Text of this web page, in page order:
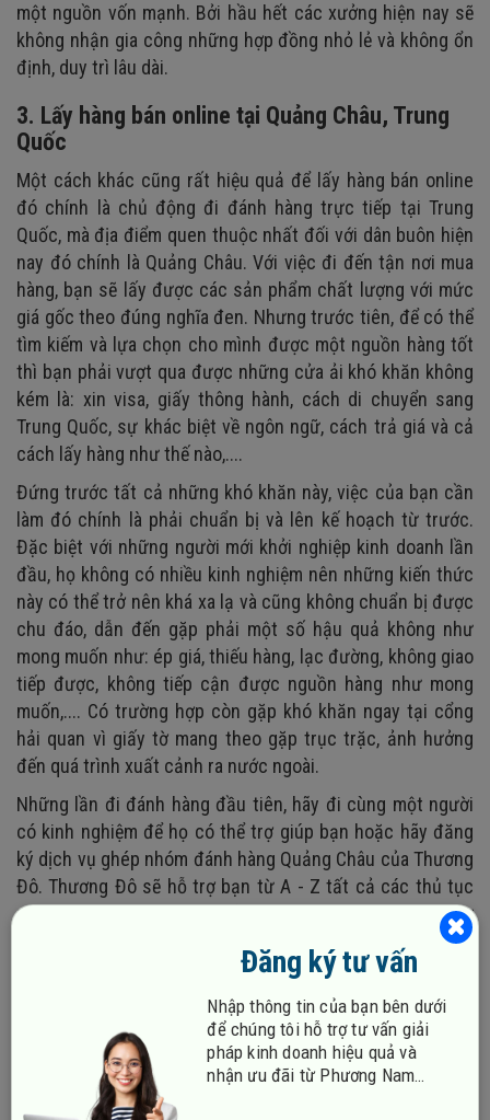
một nguồn vốn mạnh. Bởi hầu hết các xưởng hiện nay sẽ
không nhận gia công những hợp đồng nhỏ lẻ và không ổn
định, duy trì lâu dài.
3. Lấy hàng bán online tại Quảng Châu, Trung
Quốc
Một cách khác cũng rất hiệu quả để lấy hàng bán online
đó chính là chủ động đi đánh hàng trực tiếp tại Trung
Quốc, mà địa điểm quen thuộc nhất đối với dân buôn hiện
nay đó chính là Quảng Châu. Với việc đi đến tận nơi mua
hàng, bạn sẽ lấy được các sản phẩm chất lượng với mức
giá gốc theo đúng nghĩa đen. Nhưng trước tiên, để có thể
tìm kiếm và lựa chọn cho mình được một nguồn hàng tốt
thì bạn phải vượt qua được những cửa ải khó khăn không
kém là: xin visa, giấy thông hành, cách di chuyển sang
Trung Quốc, sự khác biệt về ngôn ngữ, cách trả giá và cả
cách lấy hàng như thế nào,....
Đứng trước tất cả những khó khăn này, việc của bạn cần
làm đó chính là phải chuẩn bị và lên kế hoạch từ trước.
Đặc biệt với những người mới khởi nghiệp kinh doanh lần
đầu, họ không có nhiều kinh nghiệm nên những kiến thức
này có thể trở nên khá xa lạ và cũng không chuẩn bị được
chu đáo, dẫn đến gặp phải một số hậu quả không như
mong muốn như: ép giá, thiếu hàng, lạc đường, không giao
tiếp được, không tiếp cận được nguồn hàng như mong
muốn,.... Có trường hợp còn gặp khó khăn ngay tại cổng
hải quan vì giấy tờ mang theo gặp trục trặc, ảnh hưởng
đến quá trình xuất cảnh ra nước ngoài.
Những lần đi đánh hàng đầu tiên, hãy đi cùng một người
có kinh nghiệm để họ có thể trợ giúp bạn hoặc hãy đăng
ký dịch vụ ghép nhóm đánh hàng Quảng Châu của Thương
Đô. Thương Đô sẽ hỗ trợ bạn từ A - Z tất cả các thủ tục
như Visa, hộ chiếu, di chuyển, tìm nguồn hàng... cũng như
hướng dẫn, chia sẻ tất cả các kinh nghiệm tìm hàng, đánh
Đăng ký tư vấn
Nhập thông tin của bạn bên dưới
để chúng tôi hỗ trợ tư vấn giải
pháp kinh doanh hiệu quả và
nhận ưu đãi từ Phương Nam